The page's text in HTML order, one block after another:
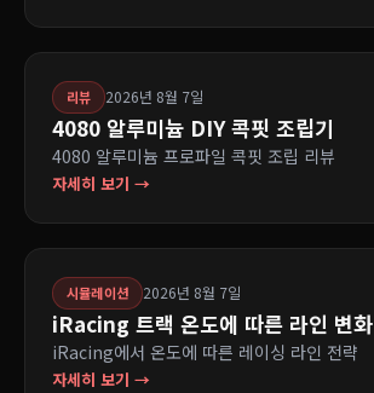
리뷰 2026년 8월 7일
4080 알루미늄 DIY 콕핏 조립기
4080 알루미늄 프로파일 콕핏 조립 리뷰
자세히 보기 →
시뮬레이션 2026년 8월 7일
iRacing 트랙 온도에 따른 라인 변화
iRacing에서 온도에 따른 레이싱 라인 전략
자세히 보기 →